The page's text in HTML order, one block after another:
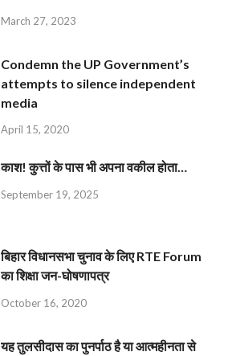
March 27, 2023
Condemn the UP Government’s
attempts to silence independent
media
April 15, 2020
काश! कुत्तों के पास भी अपना वकील होता…
September 19, 2025
बिहार विधानसभा चुनाव के लिए RTE Forum
का शिक्षा जन-घोषणापत्र
October 16, 2020
यह तुलसीदास का पुनर्पाठ है या आत्महीनता से